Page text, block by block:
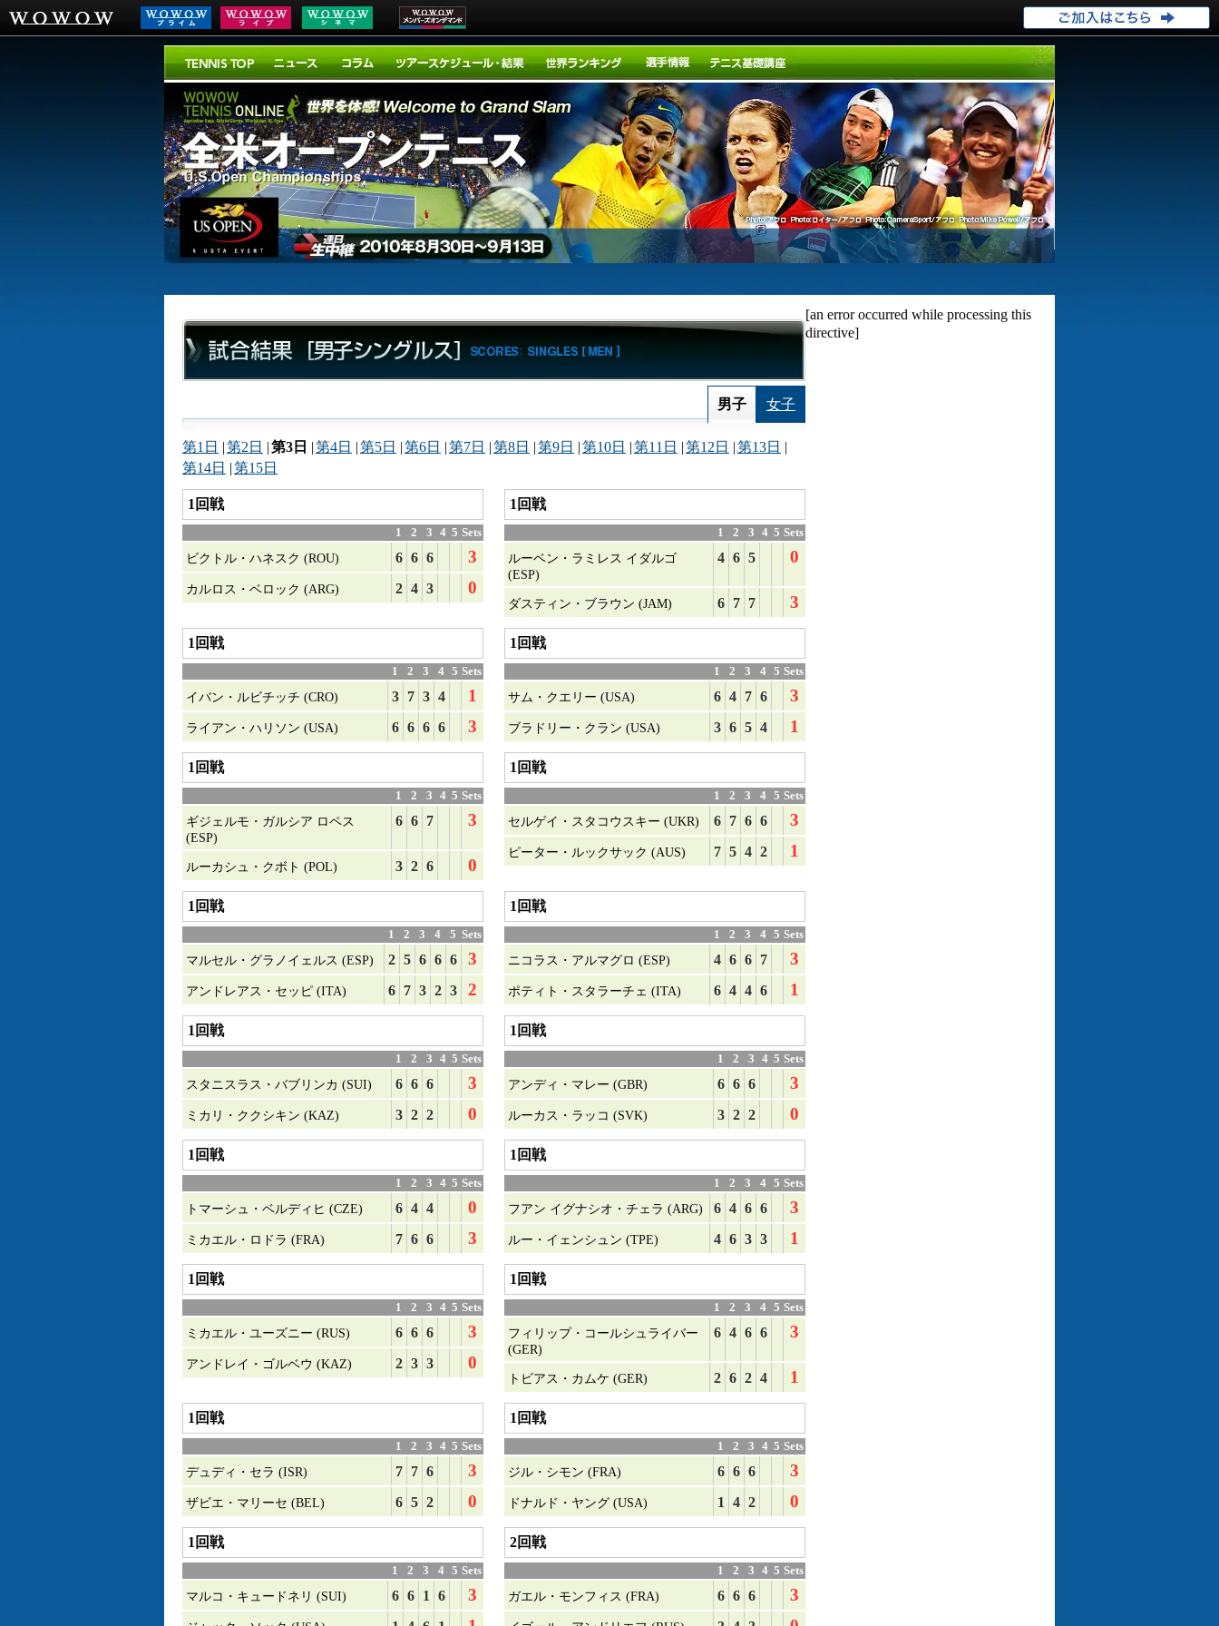
男子 女子
第1日 |第2日 |第3日 |第4日 |第5日 |第6日 |第7日 |第8日 |第9日 |第10日 |第11日 |第12日 |第13日 |
第14日 |第15日
1回戦
1 2 3 4 5 Sets
ビクトル・ハネスク (ROU) 6 6 6 3
カルロス・ベロック (ARG) 2 4 3 0
1回戦
1 2 3 4 5 Sets
ルーベン・ラミレス イダルゴ
(ESP)
4 6 5 0
ダスティン・ブラウン (JAM) 6 7 7 3
1回戦
1 2 3 4 5 Sets
イバン・ルビチッチ (CRO) 3 7 3 4 1
ライアン・ハリソン (USA) 6 6 6 6 3
1回戦
1 2 3 4 5 Sets
サム・クエリー (USA) 6 4 7 6 3
ブラドリー・クラン (USA) 3 6 5 4 1
1回戦
1 2 3 4 5 Sets
ギジェルモ・ガルシア ロペス
(ESP)
6 6 7 3
ルーカシュ・クボト (POL) 3 2 6 0
1回戦
1 2 3 4 5 Sets
セルゲイ・スタコウスキー (UKR) 6 7 6 6 3
ピーター・ルックサック (AUS) 7 5 4 2 1
1回戦
1 2 3 4 5 Sets
マルセル・グラノイェルス (ESP) 2 5 6 6 6 3
アンドレアス・セッピ (ITA) 6 7 3 2 3 2
1回戦
1 2 3 4 5 Sets
ニコラス・アルマグロ (ESP) 4 6 6 7 3
ポティト・スタラーチェ (ITA) 6 4 4 6 1
1回戦
1 2 3 4 5 Sets
スタニスラス・バブリンカ (SUI) 6 6 6 3
ミカリ・ククシキン (KAZ) 3 2 2 0
1回戦
1 2 3 4 5 Sets
アンディ・マレー (GBR) 6 6 6 3
ルーカス・ラッコ (SVK) 3 2 2 0
1回戦
1 2 3 4 5 Sets
トマーシュ・ベルディヒ (CZE) 6 4 4 0
ミカエル・ロドラ (FRA) 7 6 6 3
1回戦
1 2 3 4 5 Sets
フアン イグナシオ・チェラ (ARG) 6 4 6 6 3
ルー・イェンシュン (TPE) 4 6 3 3 1
1回戦
1 2 3 4 5 Sets
ミカエル・ユーズニー (RUS) 6 6 6 3
アンドレイ・ゴルベウ (KAZ) 2 3 3 0
1回戦
1 2 3 4 5 Sets
フィリップ・コールシュライバー
(GER)
6 4 6 6 3
トビアス・カムケ (GER) 2 6 2 4 1
1回戦
1 2 3 4 5 Sets
デュディ・セラ (ISR) 7 7 6 3
ザビエ・マリーセ (BEL) 6 5 2 0
1回戦
1 2 3 4 5 Sets
ジル・シモン (FRA) 6 6 6 3
ドナルド・ヤング (USA) 1 4 2 0
1回戦
1 2 3 4 5 Sets
マルコ・キュードネリ (SUI) 6 6 1 6 3
2回戦
1 2 3 4 5 Sets
ガエル・モンフィス (FRA) 6 6 6 3
[an error occurred while processing this
directive]